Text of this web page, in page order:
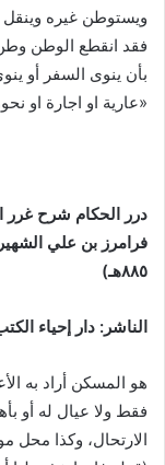
‌ويستوطن ‌غيره وينقل
فقد انقطع الوطن
بأن ينوى السفر أو
عارية او اجارة او نحوها»
«درر الحكام شرح غرر
فرامرز بن علي
٨٨٥هـ)
الناشر: دار إحياء
فقط ولا عيال له أو
الارتحال، وكذا محل